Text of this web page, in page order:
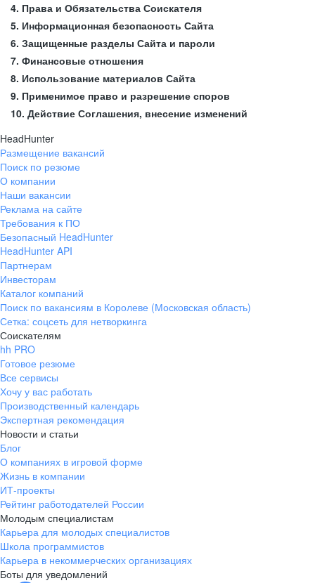
4. Права и Обязательства Соискателя
5. Информационная безопасность Сайта
6. Защищенные разделы Сайта и пароли
7. Финансовые отношения
8. Использование материалов Сайта
9. Применимое право и разрешение споров
10. Действие Соглашения, внесение изменений
HeadHunter
Размещение вакансий
Поиск по резюме
О компании
Наши вакансии
Реклама на сайте
Требования к ПО
Безопасный HeadHunter
HeadHunter API
Партнерам
Инвесторам
Каталог компаний
Поиск по вакансиям в Королеве (Московская область)
Сетка: соцсеть для нетворкинга
Соискателям
hh PRO
Готовое резюме
Все сервисы
Хочу у вас работать
Производственный календарь
Экспертная рекомендация
Новости и статьи
Блог
О компаниях в игровой форме
Жизнь в компании
ИТ-проекты
Рейтинг работодателей России
Молодым специалистам
Карьера для молодых специалистов
Школа программистов
Карьера в некоммерческих организациях
Боты для уведомлений